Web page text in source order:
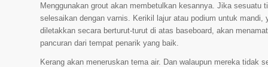
Menggunakan grout akan membetulkan kesannya. Jika sesuatu
selesaikan dengan varnis. Kerikil lajur atau podium untuk
diletakkan secara berturut-turut di atas baseboard, akan
pancuran dari tempat penarik yang baik.
Kerang akan meneruskan tema air. Dan walaupun mereka tidak